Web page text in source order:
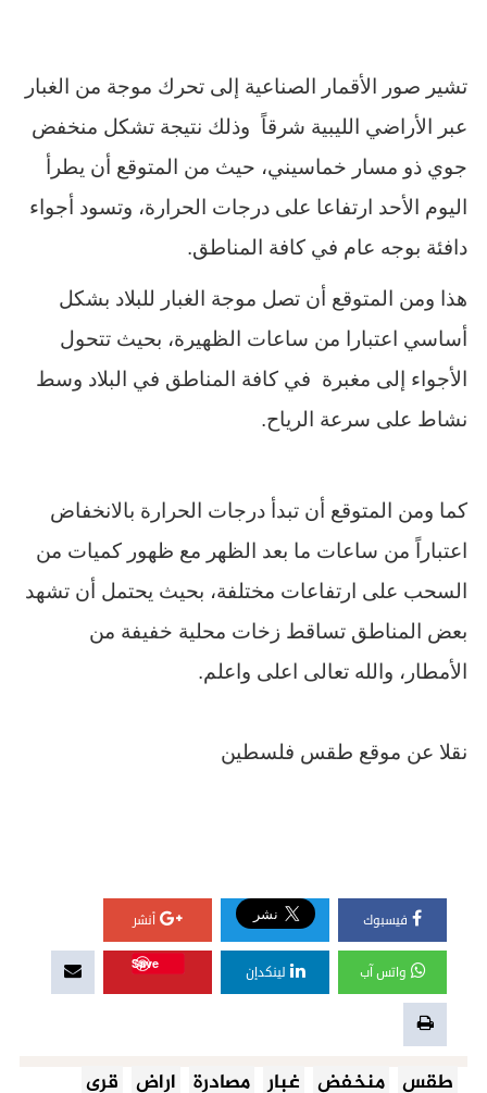
تشير صور الأقمار الصناعية إلى تحرك موجة من الغبار
عبر الأراضي الليبية شرقاً وذلك نتيجة تشكل منخفض
جوي ذو مسار خماسيني، حيث من المتوقع أن يطرأ
اليوم الأحد ارتفاعا على درجات الحرارة، وتسود أجواء
دافئة بوجه عام في كافة المناطق.
هذا ومن المتوقع أن تصل موجة الغبار للبلاد بشكل
أساسي اعتبارا من ساعات الظهيرة، بحيث تتحول
الأجواء إلى مغبرة في كافة المناطق في البلاد وسط
نشاط على سرعة الرياح.
كما ومن المتوقع أن تبدأ درجات الحرارة بالانخفاض
اعتباراً من ساعات ما بعد الظهر مع ظهور كميات من
السحب على ارتفاعات مختلفة، بحيث يحتمل أن تشهد
بعض المناطق تساقط زخات محلية خفيفة من
الأمطار، والله تعالى اعلى واعلم.
نقلا عن موقع طقس فلسطين
فيسبوك أنشر
واتس آب لينكدإن
Save
طقس منخفض غبار مصادرة اراض قرى